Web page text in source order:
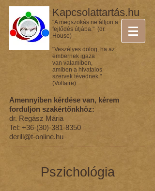
Kapcsolattartás.hu
"A megszokás ne álljon a
fejlődés útjába." (dr.
House)
"Veszélyes dolog, ha az
embernek igaza
van valamiben,
amiben a hivatalos
szervek tévednek."
(Voltaire)
Amennyiben kérdése van, kérem
forduljon szakértőnkhöz:
dr. Regász Mária
Tel: +36-(30)-381-8350
derill@t-online.hu
Pszichológia